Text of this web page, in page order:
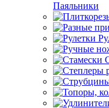
Паяльники